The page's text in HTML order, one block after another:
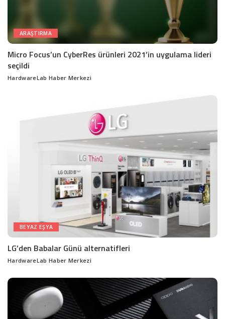
ARAŞTIRMA
Micro Focus’un CyberRes ürünleri 2021’in uygulama lideri
seçildi
Posted
HardwareLab Haber Merkezi
BEYAZ EŞYA
LG’den Babalar Günü alternatifleri
Posted
HardwareLab Haber Merkezi